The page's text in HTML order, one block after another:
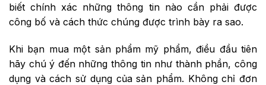
biết chính xác những thông tin nào cần phải được
công bố và cách thức chúng được trình bày ra sao.
Khi bạn mua một sản phẩm mỹ phẩm, điều đầu tiên
hãy chú ý đến những thông tin như thành phần, công
dụng và cách sử dụng của sản phẩm. Không chỉ đơn